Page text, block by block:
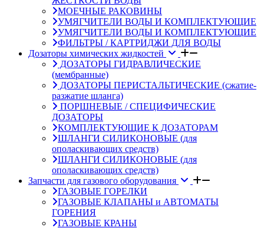
МОЕЧНЫЕ РАКОВИНЫ
УМЯГЧИТЕЛИ ВОДЫ И КОМПЛЕКТУЮЩИЕ
УМЯГЧИТЕЛИ ВОДЫ И КОМПЛЕКТУЮЩИЕ
ФИЛЬТРЫ / КАРТРИДЖИ ДЛЯ ВОДЫ
Дозаторы химических жидкостей
ДОЗАТОРЫ ГИДРАВЛИЧЕСКИЕ
(мембранные)
ДОЗАТОРЫ ПЕРИСТАЛЬТИЧЕСКИЕ (сжатие-
разжатие шланга)
ПОРШНЕВЫЕ / СПЕЦИФИЧЕСКИЕ
ДОЗАТОРЫ
КОМПЛЕКТУЮЩИЕ К ДОЗАТОРАМ
ШЛАНГИ СИЛИКОНОВЫЕ (для
ополаскивающих средств)
ШЛАНГИ СИЛИКОНОВЫЕ (для
ополаскивающих средств)
Запчасти для газового оборудования
ГАЗОВЫЕ ГОРЕЛКИ
ГАЗОВЫЕ КЛАПАНЫ и АВТОМАТЫ
ГОРЕНИЯ
ГАЗОВЫЕ КРАНЫ